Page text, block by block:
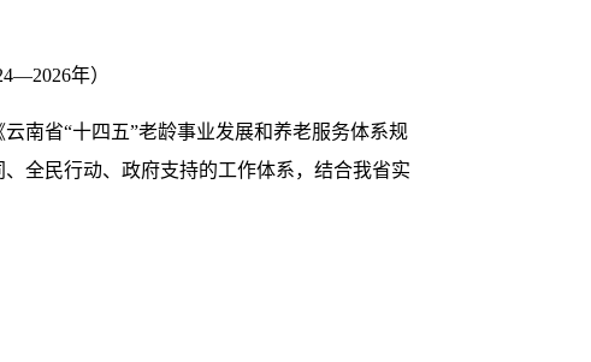
年）
南省“十四五”老龄事业发展和养老服务体系规
全民行动、政府支持的工作体系，结合我省实